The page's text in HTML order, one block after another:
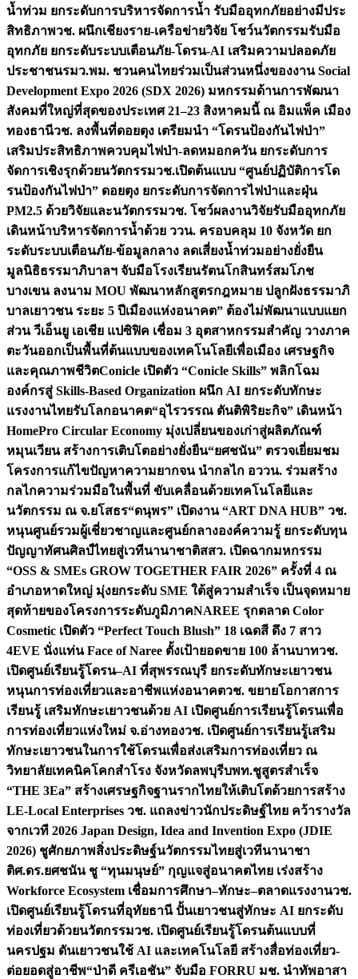
น้ำท่วม ยกระดับการบริหารจัดการน้ำ รับมืออุทกภัยอย่างมีประ
สิทธิภาพวช. ผนึกเชียงราย-เครือข่ายวิจัย โชว์นวัตกรรมรับมือ
อุทกภัย ยกระดับระบบเตือนภัย-โดรน-AI เสริมความปลอดภัย
ประชาชนรมว.พม. ชวนคนไทยร่วมเป็นส่วนหนึ่งของงาน Social
Development Expo 2026 (SDX 2026) มหกรรมด้านการพัฒนา
สังคมที่ใหญ่ที่สุดของประเทศ 21–23 สิงหาคมนี้ ณ อิมแพ็ค เมือง
ทองธานีวช. ลงพื้นที่ดอยตุง เตรียมนำ “โดรนป้องกันไฟป่า”
เสริมประสิทธิภาพควบคุมไฟป่า-ลดหมอกควัน ยกระดับการ
จัดการเชิงรุกด้วยนวัตกรรมวช.เปิดต้นแบบ “ศูนย์ปฏิบัติการโด
รนป้องกันไฟป่า” ดอยตุง ยกระดับการจัดการไฟป่าและฝุ่น
PM2.5 ด้วยวิจัยและนวัตกรรมวช. โชว์ผลงานวิจัยรับมืออุทกภัย
เดินหน้าบริหารจัดการน้ำด้วย ววน. ครอบคลุม 10 จังหวัด ยก
ระดับระบบเตือนภัย-ข้อมูลกลาง ลดเสี่ยงน้ำท่วมอย่างยั่งยืน
มูลนิธิธรรมาภิบาลฯ จับมือโรงเรียนรัตนโกสินทร์สมโภช
บางเขน ลงนาม MOU พัฒนาหลักสูตรกฎหมาย ปลูกฝังธรรมาภิ
บาลเยาวชน ระยะ 5 ปีเมืองแห่งอนาคต” ต้องไม่พัฒนาแบบแยก
ส่วน วีเอ็นยู เอเชีย แปซิฟิค เชื่อม 3 อุตสาหกรรมสำคัญ วางภาค
ตะวันออกเป็นพื้นที่ต้นแบบของเทคโนโลยีเพื่อเมือง เศรษฐกิจ
และคุณภาพชีวิตConicle เปิดตัว “Conicle Skills” พลิกโฉม
องค์กรสู่ Skills-Based Organization ผนึก AI ยกระดับทักษะ
แรงงานไทยรับโลกอนาคต“อุไรวรรณ ตันติพิริยะกิจ” เดินหน้า
HomePro Circular Economy มุ่งเปลี่ยนของเก่าสู่ผลิตภัณฑ์
หมุนเวียน สร้างการเติบโตอย่างยั่งยืน“ยศชนัน” ตรวจเยี่ยมชม
โครงการแก้ไขปัญหาความยากจน นำกลไก อววน. ร่วมสร้าง
กลไกความร่วมมือในพื้นที่ ขับเคลื่อนด้วยเทคโนโลยีและ
นวัตกรรม ณ จ.ยโสธร“ดนุพร” เปิดงาน “ART DNA HUB” วช.
หนุนศูนย์รวมผู้เชี่ยวชาญและศูนย์กลางองค์ความรู้ ยกระดับทุน
ปัญญาทัศนศิลป์ไทยสู่เวทีนานาชาติสสว. เปิดฉากมหกรรม
“OSS & SMEs GROW TOGETHER FAIR 2026” ครั้งที่ 4 ณ
อำเภอหาดใหญ่ มุ่งยกระดับ SME ใต้สู่ความสำเร็จ เป็นจุดหมาย
สุดท้ายของโครงการระดับภูมิภาคNAREE รุกตลาด Color
Cosmetic เปิดตัว “Perfect Touch Blush” 18 เฉดสี ดึง 7 สาว
4EVE นั่งแท่น Face of Naree ตั้งเป้ายอดขาย 100 ล้านบาทวช.
เปิดศูนย์เรียนรู้โดรน–AI ที่สุพรรณบุรี ยกระดับทักษะเยาวชน
หนุนการท่องเที่ยวและอาชีพแห่งอนาคตวช. ขยายโอกาสการ
เรียนรู้ เสริมทักษะเยาวชนด้วย AI เปิดศูนย์การเรียนรู้โดรนเพื่อ
การท่องเที่ยวแห่งใหม่ จ.อ่างทองวช. เปิดศูนย์การเรียนรู้เสริม
ทักษะเยาวชนในการใช้โดรนเพื่อส่งเสริมการท่องเที่ยว ณ
วิทยาลัยเทคนิคโคกสำโรง จังหวัดลพบุรีบพท.ชูสูตรสำเร็จ
“THE 3Ea” สร้างเศรษฐกิจฐานรากไทยให้เติบโตด้วยการสร้าง
LE-Local Enterprises วช. แถลงข่าวนักประดิษฐ์ไทย คว้ารางวัล
จากเวที 2026 Japan Design, Idea and Invention Expo (JDIE
2026) ชูศักยภาพสิ่งประดิษฐ์นวัตกรรมไทยสู่เวทีนานาชา
ติศ.ดร.ยศชนัน ชู “ทุนมนุษย์” กุญแจสู่อนาคตไทย เร่งสร้าง
Workforce Ecosystem เชื่อมการศึกษา–ทักษะ–ตลาดแรงงานวช.
เปิดศูนย์เรียนรู้โดรนที่อุทัยธานี ปั้นเยาวชนสู่ทักษะ AI ยกระดับ
ท่องเที่ยวด้วยนวัตกรรมวช. เปิดศูนย์เรียนรู้โดรนต้นแบบที่
นครปฐม ดันเยาวชนใช้ AI และเทคโนโลยี สร้างสื่อท่องเที่ยว-
ต่อยอดสู่อาชีพ“ป่าดี ครีเอชัน” จับมือ FORRU มช. นำทัพอาสา